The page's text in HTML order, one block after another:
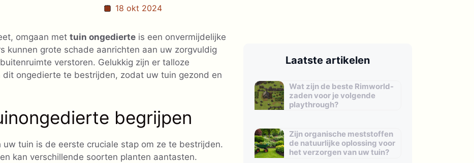
18 okt 2024
omgaan met tuin ongedierte is een onvermijdelijke
kunnen grote schade aanrichten aan uw zorgvuldig
verstoren. Gelukkig zijn er talloze
ongedierte te bestrijden, zodat uw tuin gezond en
begrijpen
tuin is de eerste cruciale stap om ze te bestrijden.
kan verschillende soorten planten aantasten.
Laatste artikelen
Wat zijn de beste Rimworld-
zaden voor je volgende
playthrough?
Zijn organische meststoffen
de natuurlijke oplossing voor
het verzorgen van uw tuin?